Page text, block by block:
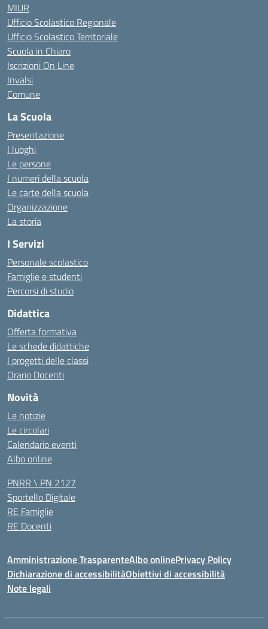
MIUR
Ufficio Scolastico Regionale
Ufficio Scolastico Territoriale
Scuola in Chiaro
Iscrizioni On Line
Invalsi
Comune
La Scuola
Presentazione
I luoghi
Le persone
I numeri della scuola
Le carte della scuola
Organizzazione
La storia
I Servizi
Personale scolastico
Famiglie e studenti
Percorsi di studio
Didattica
Offerta formativa
Le schede didattiche
I progetti delle classi
Orario Docenti
Novità
Le notizie
Le circolari
Calendario eventi
Albo online
PNRR \ PN 2127
Sportello Digitale
RE Famiglie
RE Docenti
Amministrazione TrasparenteAlbo onlinePrivacy Policy
Dichiarazione di accessibilitàObiettivi di accessibilità
Note legali